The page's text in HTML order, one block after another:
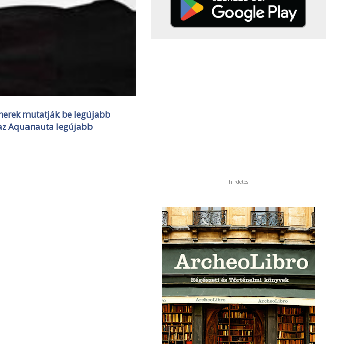
mutatják be legújabb
Aquanauta legújabb
hirdetés